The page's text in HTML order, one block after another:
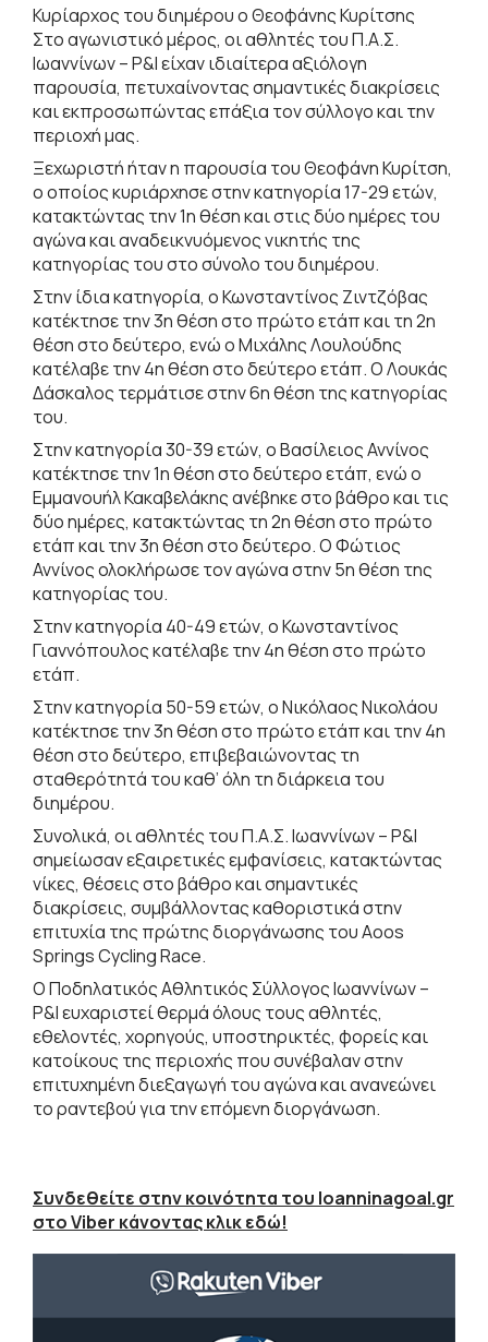
Κυρίαρχος του διημέρου ο Θεοφάνης Κυρίτσης
Στο αγωνιστικό μέρος, οι αθλητές του Π.Α.Σ.
Ιωαννίνων – P&I είχαν ιδιαίτερα αξιόλογη
παρουσία, πετυχαίνοντας σημαντικές διακρίσεις
και εκπροσωπώντας επάξια τον σύλλογο και την
περιοχή μας.
Ξεχωριστή ήταν η παρουσία του Θεοφάνη Κυρίτση,
ο οποίος κυριάρχησε στην κατηγορία 17-29 ετών,
κατακτώντας την 1η θέση και στις δύο ημέρες του
αγώνα και αναδεικνυόμενος νικητής της
κατηγορίας του στο σύνολο του διημέρου.
Στην ίδια κατηγορία, ο Κωνσταντίνος Ζιντζόβας
κατέκτησε την 3η θέση στο πρώτο ετάπ και τη 2η
θέση στο δεύτερο, ενώ ο Μιχάλης Λουλούδης
κατέλαβε την 4η θέση στο δεύτερο ετάπ. Ο Λουκάς
Δάσκαλος τερμάτισε στην 6η θέση της κατηγορίας
του.
Στην κατηγορία 30-39 ετών, ο Βασίλειος Αννίνος
κατέκτησε την 1η θέση στο δεύτερο ετάπ, ενώ ο
Εμμανουήλ Κακαβελάκης ανέβηκε στο βάθρο και τις
δύο ημέρες, κατακτώντας τη 2η θέση στο πρώτο
ετάπ και την 3η θέση στο δεύτερο. Ο Φώτιος
Αννίνος ολοκλήρωσε τον αγώνα στην 5η θέση της
κατηγορίας του.
Στην κατηγορία 40-49 ετών, ο Κωνσταντίνος
Γιαννόπουλος κατέλαβε την 4η θέση στο πρώτο
ετάπ.
Στην κατηγορία 50-59 ετών, ο Νικόλαος Νικολάου
κατέκτησε την 3η θέση στο πρώτο ετάπ και την 4η
θέση στο δεύτερο, επιβεβαιώνοντας τη
σταθερότητά του καθ’ όλη τη διάρκεια του
διημέρου.
Συνολικά, οι αθλητές του Π.Α.Σ. Ιωαννίνων – P&I
σημείωσαν εξαιρετικές εμφανίσεις, κατακτώντας
νίκες, θέσεις στο βάθρο και σημαντικές
διακρίσεις, συμβάλλοντας καθοριστικά στην
επιτυχία της πρώτης διοργάνωσης του Aoos
Springs Cycling Race.
Ο Ποδηλατικός Αθλητικός Σύλλογος Ιωαννίνων –
P&I ευχαριστεί θερμά όλους τους αθλητές,
εθελοντές, χορηγούς, υποστηρικτές, φορείς και
κατοίκους της περιοχής που συνέβαλαν στην
επιτυχημένη διεξαγωγή του αγώνα και ανανεώνει
το ραντεβού για την επόμενη διοργάνωση.
Συνδεθείτε στην κοινότητα του Ioanninagoal.gr
στο Viber κάνοντας κλικ εδώ!